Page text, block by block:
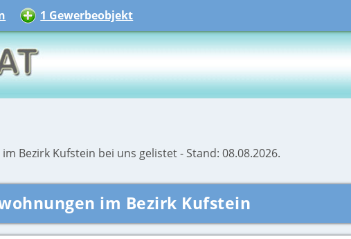
1 Gewerbeobjekt
Bezirk Kufstein bei uns gelistet - Stand: 08.08.2026.
im Bezirk Kufstein